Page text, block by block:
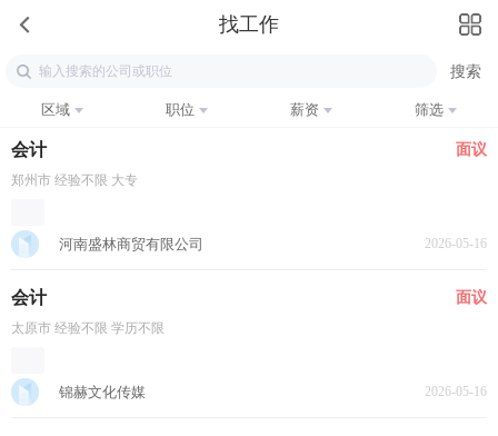
找工作
区域 职位 薪资 筛选
会计 面议
郑州市 经验不限 大专
河南盛林商贸有限公司 2026-05-16
会计 面议
太原市 经验不限 学历不限
锦赫文化传媒 2026-05-16